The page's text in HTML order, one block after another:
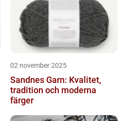
02 november 2025
Sandnes Garn: Kvalitet,
tradition och moderna
färger